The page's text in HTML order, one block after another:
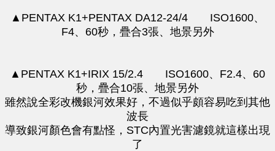
▲PENTAX K1+PENTAX DA12-24/4 ISO1600、
F4、60秒，疊合3張、地景另外
▲PENTAX K1+IRIX 15/2.4 ISO1600、F2.4、60
秒，疊合10張、地景另外
​雖然說全彩改機銀河效果好，不過似乎頗容易吃到其他
波長
導致銀河顏色會有點怪，STC內置光害濾鏡就這樣出現
了